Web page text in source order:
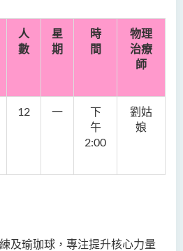
人
數
星
期
時
間
物理
治療
師
12 一
下
午
2:00
劉姑
娘
及瑜珈球，專注提升核心力量